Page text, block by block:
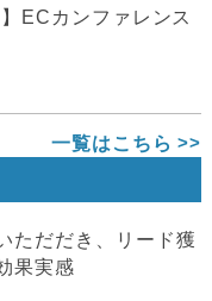
ECカンファレンス
一覧はこちら
ただだき、リード獲
果実感